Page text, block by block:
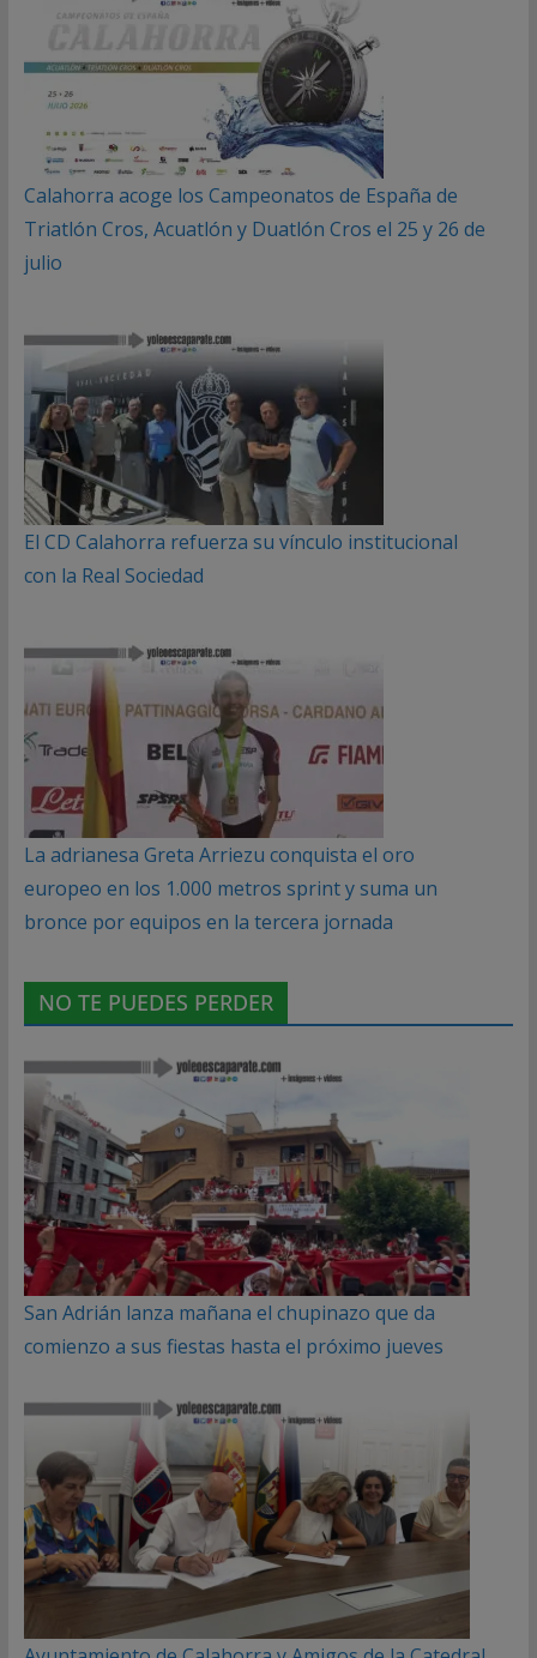
Calahorra acoge los Campeonatos de España de
Triatlón Cros, Acuatlón y Duatlón Cros el 25 y 26 de
julio
El CD Calahorra refuerza su vínculo institucional
con la Real Sociedad
La adrianesa Greta Arriezu conquista el oro
europeo en los 1.000 metros sprint y suma un
bronce por equipos en la tercera jornada
NO TE PUEDES PERDER
San Adrián lanza mañana el chupinazo que da
comienzo a sus fiestas hasta el próximo jueves